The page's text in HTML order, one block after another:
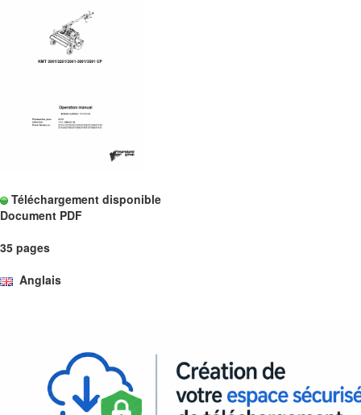
Téléchargement disponible
Document PDF
35 pages
Anglais